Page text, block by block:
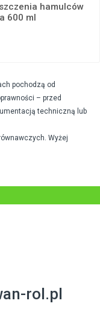
hamulców
600 ml
pochodzą od
– przed
techniczną lub
Wyżej
rol.pl